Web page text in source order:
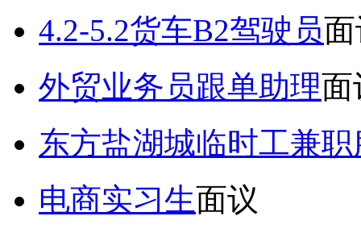
4.2-5.2货车B2驾驶员
外贸业务员跟单助理面
东方盐湖城临时工兼
电商实习生面议